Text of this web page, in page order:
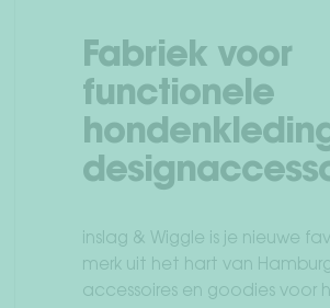
optie
gekozen
worden
de
Fabriek voor
functionele
inslag & Wiggle is je nieuwe
merk uit het hart van
accessoires en goodies voor